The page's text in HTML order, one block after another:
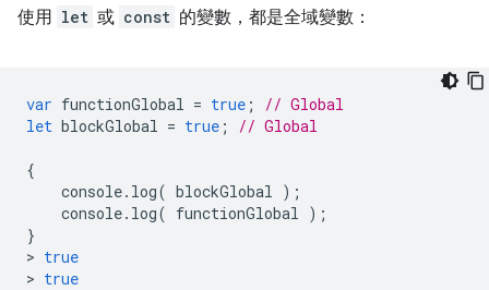
使用 let 或 const 的變數，都是全域變數：
var functionGlobal = true ;
// Global
let blockGlobal = true ; // Global
{
console. log( blockGlobal );
console. log( functionGlobal );
}
> true
> true